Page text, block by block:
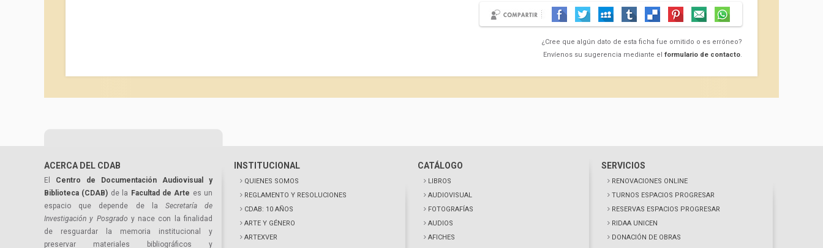
¿Cree que algún dato de esta ficha fue omitido o es erróneo?
Envíenos su sugerencia mediante el formulario de contacto.
ACERCA DEL CDAB
El Centro de Documentación Audiovisual y
Biblioteca (CDAB) de la Facultad de Arte es un
espacio que depende de la Secretaría de
Investigación y Posgrado y nace con la finalidad
de resguardar la memoria institucional y
preservar materiales bibliográficos y
INSTITUCIONAL
QUIENES SOMOS
REGLAMENTO Y RESOLUCIONES
CDAB: 10 AÑOS
ARTE Y GÉNERO
ARTEXVER
CATÁLOGO
LIBROS
AUDIOVISUAL
FOTOGRAFÍAS
AUDIOS
AFICHES
SERVICIOS
RENOVACIONES ONLINE
TURNOS ESPACIOS PROGRESAR
RESERVAS ESPACIOS PROGRESAR
RIDAA UNICEN
DONACIÓN DE OBRAS